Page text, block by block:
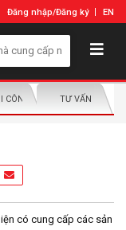
Đăng nhập/Đăng ký EN
CÔNG LẮP ĐẶTTƯ VẤN
có cung cấp các sản